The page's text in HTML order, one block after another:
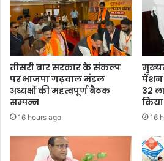
तीसरी बार सरकार के संकल्प
पर भाजपा गढ़वाल मंडल
अध्यक्षों की महत्वपूर्ण बैठक
सम्पन्न
16 hours ago
पेंशन
32
16